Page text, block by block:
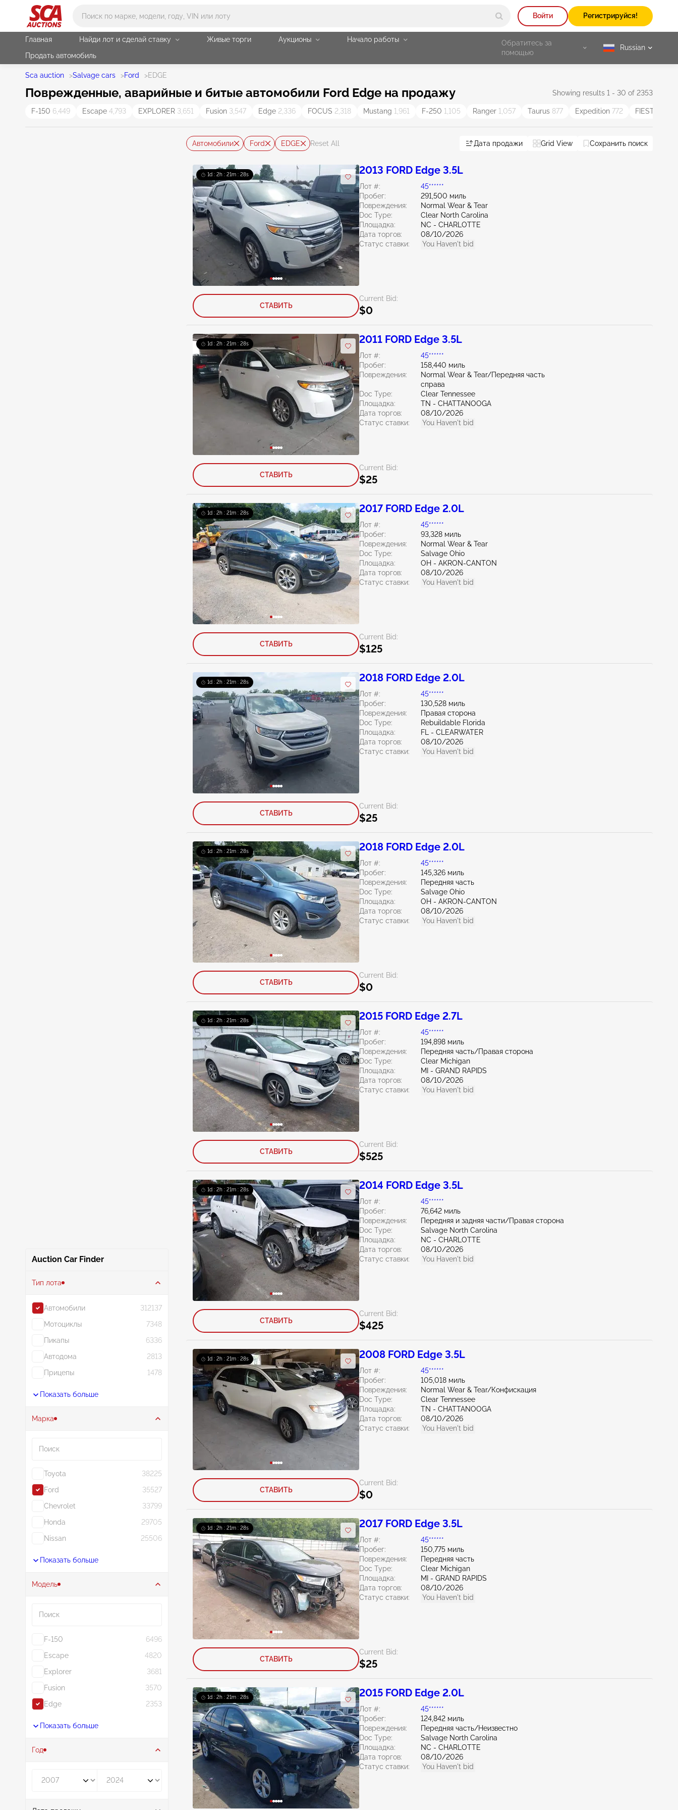
Войти Регистрируйся!
Главная Найди лот и сделай ставку Живые торги Аукционы
Начало работы
Продать автомобиль
Обратитесь за
помощью
selected
Russian
Sca auction >Salvage cars >Ford >EDGE
Поврежденные, аварийные и битые автомобили Ford Edge на продажу Showing results 1 - 30 of 2353
F-150 6,449 Escape 4,793 EXPLORER 3,651 Fusion 3,547 Edge 2,336 FOCUS 2,318 Mustang 1,961 F-250 1,105 Ranger 1,057 Taurus 877 Expedition 772 FIESTA
Auction Car Finder
Тип лота
Автомобили
312137
Мотоциклы
7348
Пикапы
6336
Автодома
2813
Прицепы
1478
Показать больше
Марка
Toyota
38225
Ford
35527
Chevrolet
33799
Honda
29705
Nissan
25506
Показать больше
Модель
F-150
6496
Escape
4820
Explorer
3681
Fusion
3570
Edge
2353
Показать больше
Год
Автомобили Ford EDGE Reset All Дата продажи Grid View Сохранить поиск
1d : 2h : 21m : 27s 2013 FORD Edge 3.5L
Лот #:
45******
Пробег:
291,500 миль
Повреждения:
Normal Wear & Tear
Doc Type:
Clear North Carolina
Площадка:
NC - CHARLOTTE
Дата торгов:
08/10/2026
Статус ставки:
You Haven't bid
Current Bid:
$0
СТАВИТЬ
1d : 2h : 21m : 27s 2011 FORD Edge 3.5L
Лот #:
45******
Пробег:
158,440 миль
Повреждения:
Normal Wear & Tear/Передняя часть
справа
Doc Type:
Clear Tennessee
Площадка:
TN - CHATTANOOGA
Дата торгов:
08/10/2026
Статус ставки:
You Haven't bid
Current Bid:
$25
СТАВИТЬ
1d : 2h : 21m : 27s 2017 FORD Edge 2.0L
Лот #:
45******
Пробег:
93,328 миль
Повреждения:
Normal Wear & Tear
Doc Type:
Salvage Ohio
Площадка:
OH - AKRON-CANTON
Дата торгов:
08/10/2026
Статус ставки:
You Haven't bid
Current Bid:
$125
СТАВИТЬ
1d : 2h : 21m : 27s 2018 FORD Edge 2.0L
Лот #:
45******
Пробег:
130,528 миль
Повреждения:
Правая сторона
Doc Type:
Rebuildable Florida
Площадка:
FL - CLEARWATER
Дата торгов:
08/10/2026
Статус ставки:
You Haven't bid
Current Bid:
$25
СТАВИТЬ
1d : 2h : 21m : 27s 2018 FORD Edge 2.0L
Лот #:
45******
Пробег:
145,326 миль
Повреждения:
Передняя часть
Doc Type:
Salvage Ohio
Площадка:
OH - AKRON-CANTON
Дата торгов:
08/10/2026
Статус ставки:
You Haven't bid
Current Bid:
$0
СТАВИТЬ
1d : 2h : 21m : 27s 2015 FORD Edge 2.7L
Лот #:
45******
Пробег:
194,898 миль
Повреждения:
Передняя часть/Правая сторона
Doc Type:
Clear Michigan
Площадка:
MI - GRAND RAPIDS
Дата торгов:
08/10/2026
Статус ставки:
You Haven't bid
Current Bid:
$525
СТАВИТЬ
1d : 2h : 21m : 27s 2014 FORD Edge 3.5L
Лот #:
45******
Пробег:
76,642 миль
Повреждения:
Передняя и задняя части/Правая сторона
Doc Type:
Salvage North Carolina
Площадка:
NC - CHARLOTTE
Дата торгов:
08/10/2026
Статус ставки:
You Haven't bid
Current Bid:
$425
СТАВИТЬ
1d : 2h : 21m : 27s 2008 FORD Edge 3.5L
Лот #:
45******
Пробег:
105,018 миль
Повреждения:
Normal Wear & Tear/Конфискация
Doc Type:
Clear Tennessee
Площадка:
TN - CHATTANOOGA
Дата торгов:
08/10/2026
Статус ставки:
You Haven't bid
Current Bid:
$0
СТАВИТЬ
1d : 2h : 21m : 27s 2017 FORD Edge 3.5L
Лот #:
45******
Пробег:
150,775 миль
Повреждения:
Передняя часть
Doc Type:
Clear Michigan
Площадка:
MI - GRAND RAPIDS
Дата торгов:
08/10/2026
Статус ставки:
You Haven't bid
Current Bid:
$25
СТАВИТЬ
1d : 2h : 21m : 27s 2015 FORD Edge 2.0L
Лот #:
45******
Пробег:
124,842 миль
Повреждения:
Передняя часть/Неизвестно
Doc Type:
Salvage North Carolina
Площадка:
NC - CHARLOTTE
Дата торгов:
08/10/2026
Статус ставки:
You Haven't bid